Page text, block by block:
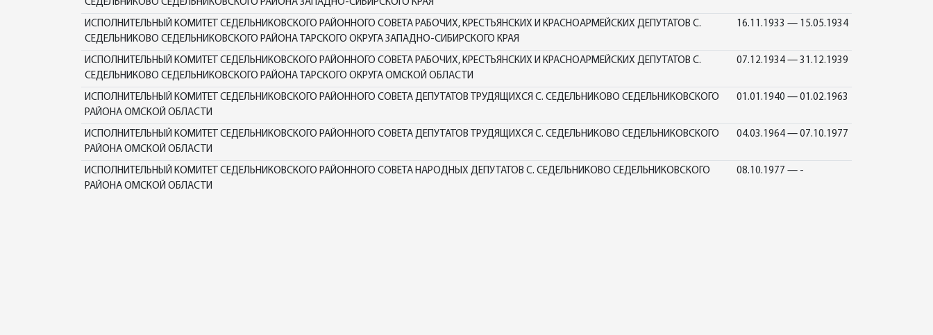
СЕДЕЛЬНИКОВО СЕДЕЛЬНИКОВСКОГО РАЙОНА ЗАПАДНО-СИБИРСКОГО КРАЯ
ИСПОЛНИТЕЛЬНЫЙ КОМИТЕТ СЕДЕЛЬНИКОВСКОГО РАЙОННОГО СОВЕТА РАБОЧИХ, КРЕСТЬЯНСКИХ И КРАСНОАРМЕЙСКИХ ДЕПУТАТОВ С.
СЕДЕЛЬНИКОВО СЕДЕЛЬНИКОВСКОГО РАЙОНА ТАРСКОГО ОКРУГА ЗАПАДНО-СИБИРСКОГО КРАЯ
16.11.1933 — 15.05.1934
ИСПОЛНИТЕЛЬНЫЙ КОМИТЕТ СЕДЕЛЬНИКОВСКОГО РАЙОННОГО СОВЕТА РАБОЧИХ, КРЕСТЬЯНСКИХ И КРАСНОАРМЕЙСКИХ ДЕПУТАТОВ С.
СЕДЕЛЬНИКОВО СЕДЕЛЬНИКОВСКОГО РАЙОНА ТАРСКОГО ОКРУГА ОМСКОЙ ОБЛАСТИ
07.12.1934 — 31.12.1939
ИСПОЛНИТЕЛЬНЫЙ КОМИТЕТ СЕДЕЛЬНИКОВСКОГО РАЙОННОГО СОВЕТА ДЕПУТАТОВ ТРУДЯЩИХСЯ С. СЕДЕЛЬНИКОВО СЕДЕЛЬНИКОВСКОГО
РАЙОНА ОМСКОЙ ОБЛАСТИ
01.01.1940 — 01.02.1963
ИСПОЛНИТЕЛЬНЫЙ КОМИТЕТ СЕДЕЛЬНИКОВСКОГО РАЙОННОГО СОВЕТА ДЕПУТАТОВ ТРУДЯЩИХСЯ С. СЕДЕЛЬНИКОВО СЕДЕЛЬНИКОВСКОГО
РАЙОНА ОМСКОЙ ОБЛАСТИ
04.03.1964 — 07.10.1977
ИСПОЛНИТЕЛЬНЫЙ КОМИТЕТ СЕДЕЛЬНИКОВСКОГО РАЙОННОГО СОВЕТА НАРОДНЫХ ДЕПУТАТОВ С. СЕДЕЛЬНИКОВО СЕДЕЛЬНИКОВСКОГО
РАЙОНА ОМСКОЙ ОБЛАСТИ
08.10.1977 — -